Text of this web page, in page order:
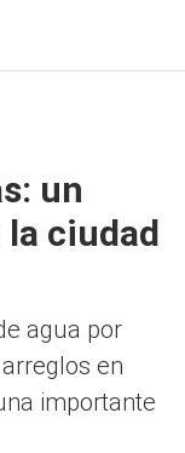
un
ciudad
agua por
en
importante